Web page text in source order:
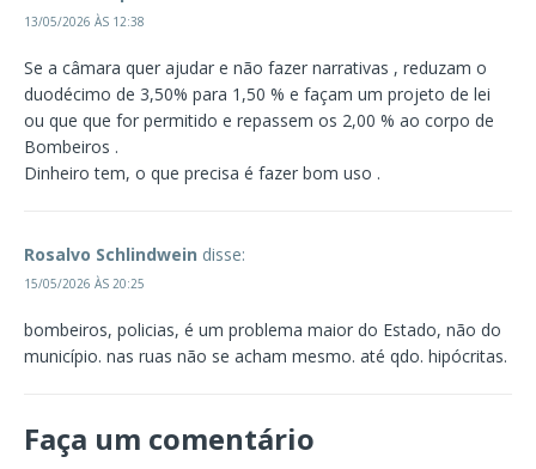
13/05/2026 ÀS 12:38
Se a câmara quer ajudar e não fazer narrativas , reduzam o
duodécimo de 3,50% para 1,50 % e façam um projeto de lei
ou que que for permitido e repassem os 2,00 % ao corpo de
Bombeiros .
Dinheiro tem, o que precisa é fazer bom uso .
Rosalvo Schlindwein disse:
15/05/2026 ÀS 20:25
bombeiros, policias, é um problema maior do Estado, não do
município. nas ruas não se acham mesmo. até qdo. hipócritas.
Faça um comentário